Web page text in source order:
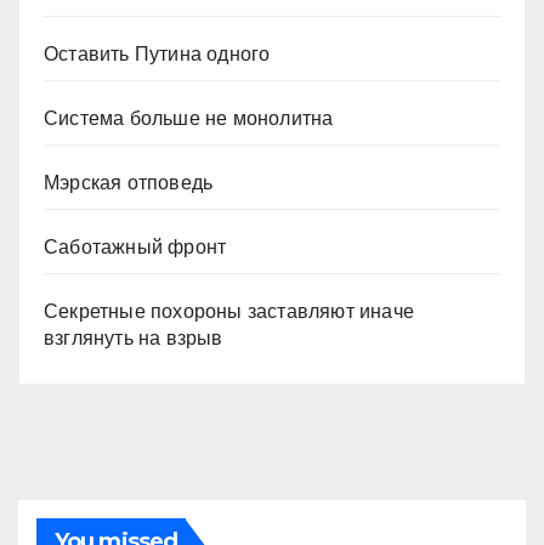
Оставить Путина одного
Система больше не монолитна
Мэрская отповедь
Саботажный фронт
Секретные похороны заставляют иначе
взглянуть на взрыв